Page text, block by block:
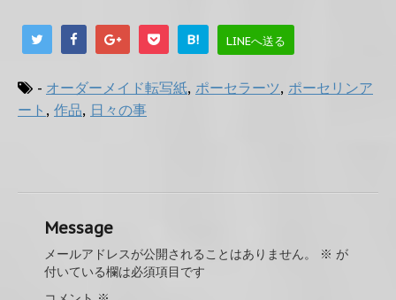
B! LINEへ送る
- オーダーメイド転写紙, ポーセラーツ, ポーセリンア
ート , 作品, 日々の事
Message
メールアドレスが公開されることはありません。 ※ が
付いている欄は必須項目です